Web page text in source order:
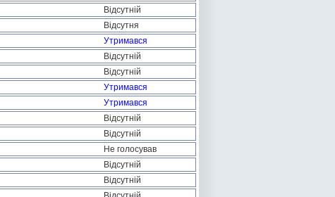
Відсутній
Відсутня
Утримався
Відсутній
Відсутній
Утримався
Утримався
Відсутній
Відсутній
Не голосував
Відсутній
Відсутній